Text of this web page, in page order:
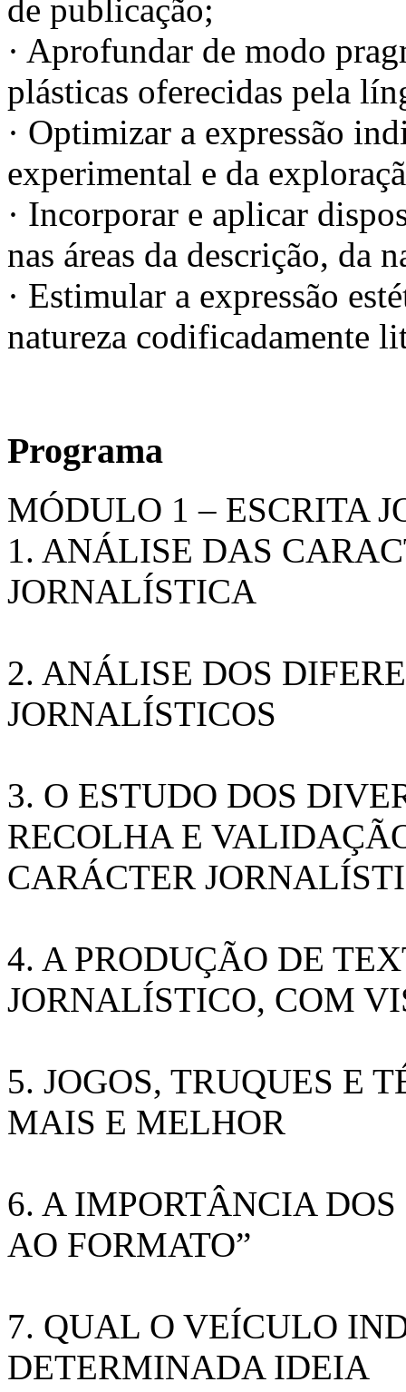
de publicação;
· Aprofundar de modo
plásticas oferecidas pela
· Optimizar a expressão
experimental e da
· Incorporar e aplicar
nas áreas da descrição, da
· Estimular a expressão
natureza codificadamente
Programa
MÓDULO 1 – ESCRITA
1. ANÁLISE DAS
JORNALÍSTICA
2. ANÁLISE DOS
JORNALÍSTICOS
3. O ESTUDO DOS
RECOLHA E
CARÁCTER
4. A PRODUÇÃO DE
JORNALÍSTICO, COM
5. JOGOS, TRUQUES E
MAIS E MELHOR
6. A IMPORTÂNCIA
AO FORMATO”
7. QUAL O VEÍCULO
DETERMINADA IDEIA